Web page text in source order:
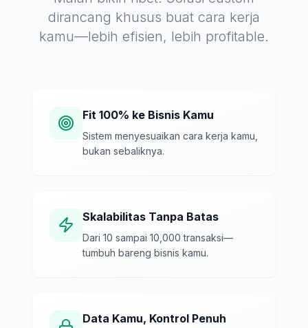
dirancang khusus buat cara kerja
kamu—lebih efisien, lebih profitable.
Fit 100% ke Bisnis Kamu
Sistem menyesuaikan cara kerja kamu,
bukan sebaliknya.
Skalabilitas Tanpa Batas
Dari 10 sampai 10,000 transaksi—
tumbuh bareng bisnis kamu.
Data Kamu, Kontrol Penuh